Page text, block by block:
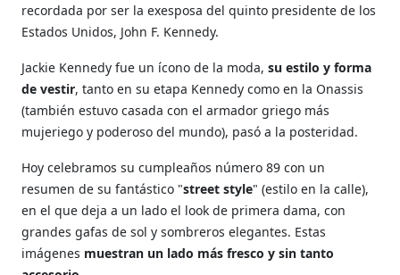
recordada por ser la exesposa del quinto presidente de los
Estados Unidos, John F. Kennedy.
Jackie Kennedy fue un ícono de la moda,su estilo y forma
de vestir, tanto en su etapa Kennedy como en la Onassis
(también estuvo casada con el armador griego más
mujeriego y poderoso del mundo), pasó a la posteridad.
Hoy celebramos su cumpleaños número 89 con un
resumen de su fantástico "street style" (estilo en la calle),
en el que deja a un lado el look de primera dama, con
grandes gafas de sol y sombreros elegantes. Estas
imágenes muestran un lado más fresco y sin tanto